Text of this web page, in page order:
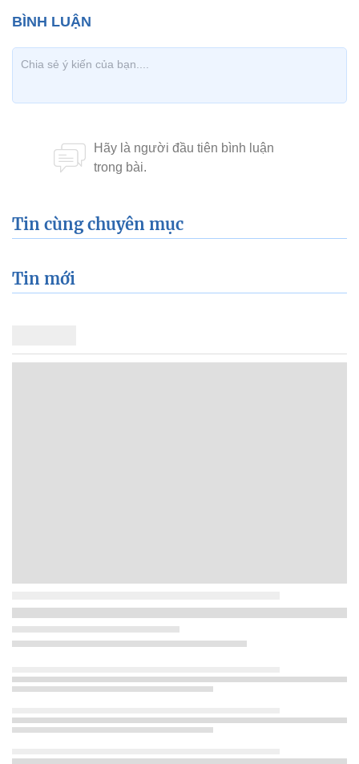
Tin cùng chuyên mục
Tin mới